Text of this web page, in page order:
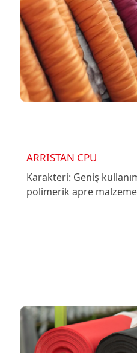
ARRISTAN CPU
Karakteri: Geniş
polimerik apre